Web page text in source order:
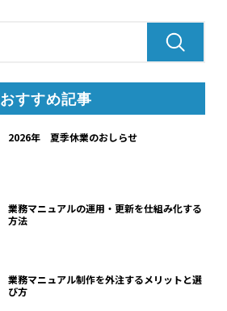
おすすめ記事
2026年 夏季休業のおしらせ
業務マニュアルの運用・更新を仕組み化する
方法
業務マニュアル制作を外注するメリットと選
び方